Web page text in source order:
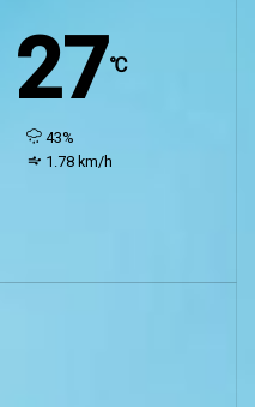
27℃
humidity:
43%
wind:
1.78 km/h